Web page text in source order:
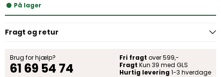
På lager
Fragt og retur
Brug for hjælp?
61 69 54 74
Fri fragt over 599,-
Fragt Kun 39 med GLS
Hurtig levering 1-3 hverdage